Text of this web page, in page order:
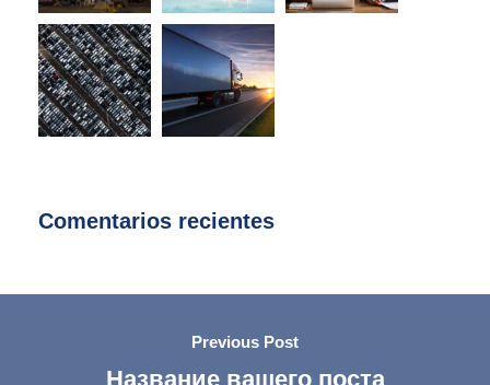
Comentarios recientes
Previous Post
Название вашего поста